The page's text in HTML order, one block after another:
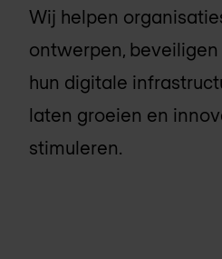
Wij helpen
ontwerpen,
hun digitale
laten groeien en
stimuleren.